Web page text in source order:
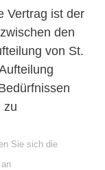
Vertrag ist der
den
von St.
zu
Sie sich die